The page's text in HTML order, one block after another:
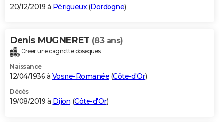
20/12/2019 à Périgueux(Dordogne)
Denis MUGNERET (83 ans)
Créer une cagnotte obsèques
Naissance
12/04/1936 à Vosne-Romanée (Côte-d'Or)
Décès
19/08/2019 à Dijon (Côte-d'Or)